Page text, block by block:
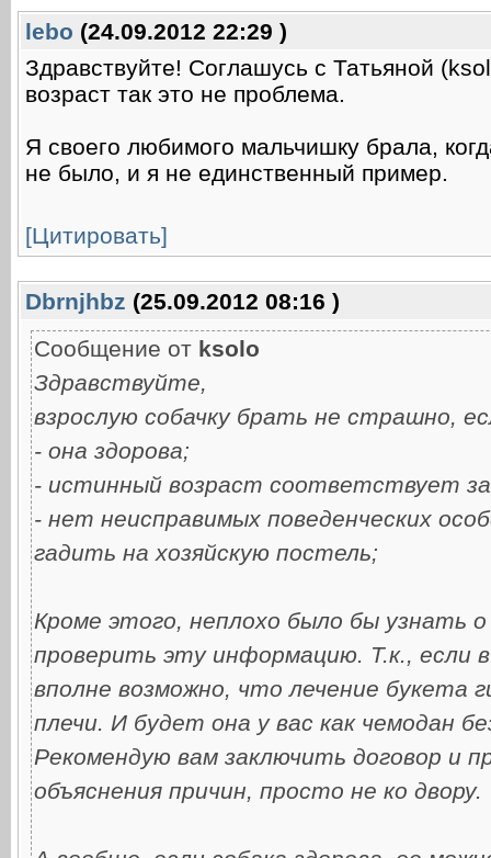
lebo (24.09.2012 22:29 )
Здравствуйте! Соглашусь с Татьяной
возраст так это не проблема.
Я своего любимого мальчишку брала,
не было, и я не единственный пример.
[Цитировать]
Dbrnjhbz (25.09.2012 08:16 )
Сообщение от ksolo
Здравствуйте,
взрослую собачку брать не страшно,
- она здорова;
- истинный возраст соответствует
- нет неисправимых поведенческих
гадить на хозяйскую постель;
Кроме этого, неплохо было бы узнать
проверить эту информацию. Т.к., если
вполне возможно, что лечение букета
плечи. И будет она у вас как чемодан
Рекомендую вам заключить договор и
объяснения причин, просто не ко двору.